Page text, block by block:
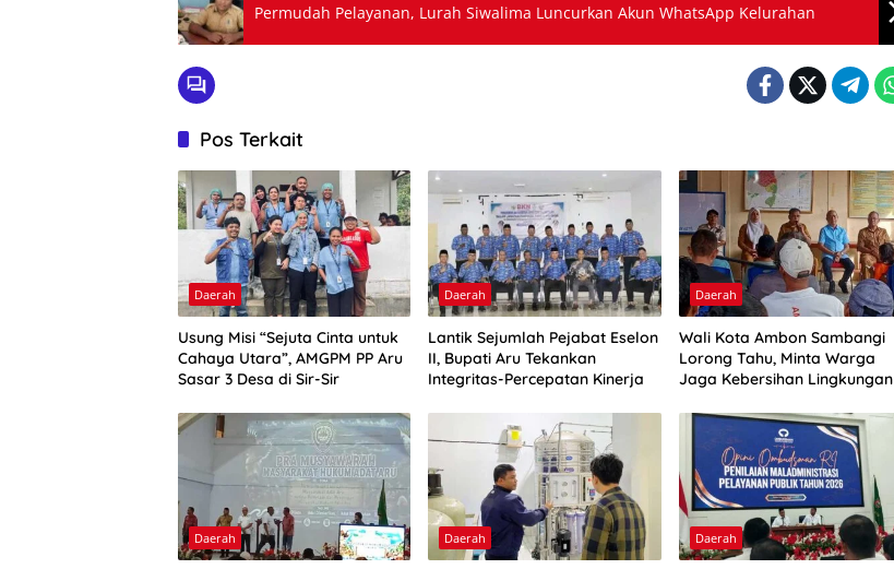
Permudah Pelayanan, Lurah Siwalima Luncurkan Akun WhatsApp Kelurahan
Pos Terkait
Daerah
Usung Misi “Sejuta Cinta untuk
Cahaya Utara”, AMGPM PP Aru
Sasar 3 Desa di Sir-Sir
Daerah
Lantik Sejumlah Pejabat Eselon
II, Bupati Aru Tekankan
Integritas-Percepatan Kinerja
Daerah
Wali Kota Ambon Sambangi
Lorong Tahu, Minta Warga
Jaga Kebersihan Lingkungan
Daerah Daerah Daerah